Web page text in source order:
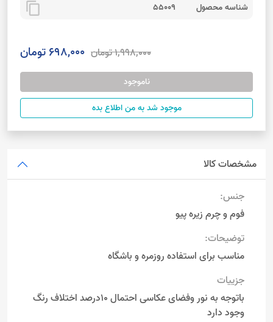
شناسه محصول 55009
content_copy
1,998,000 تومان 698,000 تومان
ناموجود
موجود شد به من اطلاع بده
مشخصات کالا
جنس:
فوم و چرم زیره پیو
توضیحات:
مناسب برای استفاده روزمره و باشگاه
جزییات
باتوجه به نور وفضای عکاسی احتمال 10درصد اختلاف رنگ
وجود دارد